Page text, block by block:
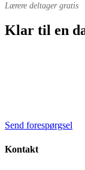
Lærere deltager gratis
Klar til en
Send forespørgsel
Kontakt